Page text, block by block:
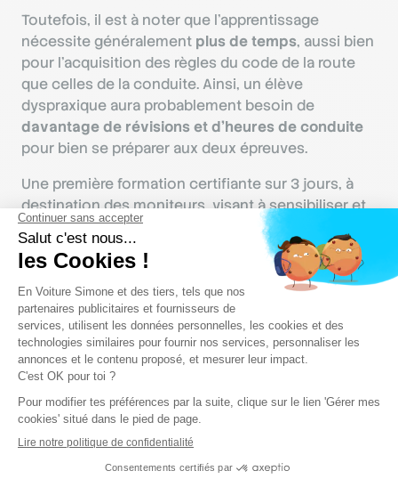
Toutefois, il est à noter que l’apprentissage
nécessite généralement plus de temps, aussi bien
pour l’acquisition des règles du code de la route
que celles de la conduite. Ainsi, un élève
dyspraxique aura probablement besoin de
davantage de révisions et d’heures de conduite
pour bien se préparer aux deux épreuves.
Une première formation certifiante sur 3 jours, à
destination des moniteurs, visant à sensibiliser et
former à l'apprentissage de la conduite les élèves
présentant un TND a été créée début 2025. On
peut donc s'attendre dans le futur à ce que les
enjeux autour du permis pour les personnes
dyspraxiques soient mieux compris et que l'accès
à celui-ci soit plus facile.
Faut-il déclarer sa dyspraxie
à l’auto-école ?
Il n’est pas obligatoire de dire à votre auto-école